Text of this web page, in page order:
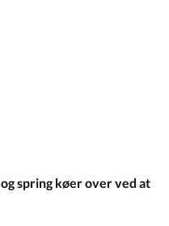
spring køer over ved at